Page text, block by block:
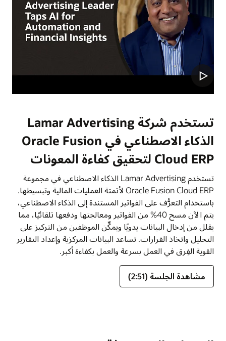
تستخدم شركة Lamar Advertising
الذكاء الاصطناعي في Oracle Fusion
Cloud ERP لتحقيق كفاءة المعونات
تستخدم Lamar Advertising الذكاء الاصطناعي في مجموعة
Oracle Fusion Cloud ERP لأتمتة العمليات المالية وتبسيطها.
باستخدام التعرُّف على الفواتير المستندة إلى الذكاء الاصطناعي،
يتم الآن مسح 40% من الفواتير ومعالجتها ودفعها تلقائيًا، مما
يقلل من إدخال البيانات يدويًا ويمكِّن الموظفين من التركيز على
التحليل واتخاذ القرارات. تساعد البيانات المركزية وإعداد التقارير
القوية الفِرق في العمل بسرعة والعمل بكفاءة أكبر.
مشاهدة الجلسة (2:51)